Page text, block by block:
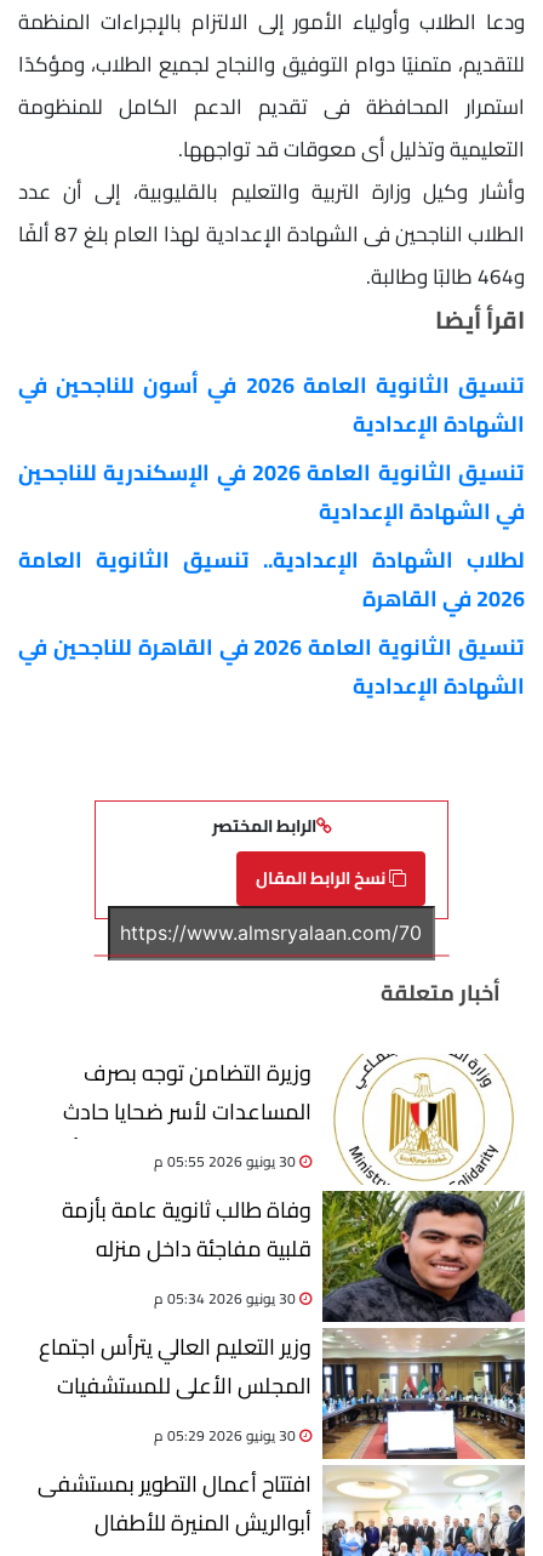
ودعا الطلاب وأولياء الأمور إلى الالتزام بالإجراءات المنظمة
للتقديم، متمنيًا دوام التوفيق والنجاح لجميع الطلاب، ومؤكدًا
استمرار المحافظة فى تقديم الدعم الكامل للمنظومة
التعليمية وتذليل أى معوقات قد تواجهها.
وأشار وكيل وزارة التربية والتعليم بالقليوبية، إلى أن عدد
الطلاب الناجحين فى الشهادة الإعدادية لهذا العام بلغ 87 ألفًا
و464 طالبًا وطالبة.
اقرأ أيضا
تنسيق الثانوية العامة 2026 في أسون للناجحين في
الشهادة الإعدادية
تنسيق الثانوية العامة 2026 في الإسكندرية للناجحين
في الشهادة الإعدادية
لطلاب الشهادة الإعدادية.. تنسيق الثانوية العامة
2026 في القاهرة
تنسيق الثانوية العامة 2026 في القاهرة للناجحين في
الشهادة الإعدادية
الرابط المختصر
نسخ الرابط المقال
أخبار متعلقة
وزيرة التضامن توجه بصرف
المساعدات لأسر ضحايا حادث
سقوط تروسيكل بترعة فى أسيوط
30 يونيو 2026 05:55 م
وفاة طالب ثانوية عامة بأزمة
قلبية مفاجئة داخل منزله
بالشرقية (تفاصيل)
30 يونيو 2026 05:34 م
وزير التعليم العالي يترأس اجتماع
المجلس الأعلى للمستشفيات
الجامعية
30 يونيو 2026 05:29 م
افتتاح أعمال التطوير بمستشفى
أبوالريش المنيرة للأطفال